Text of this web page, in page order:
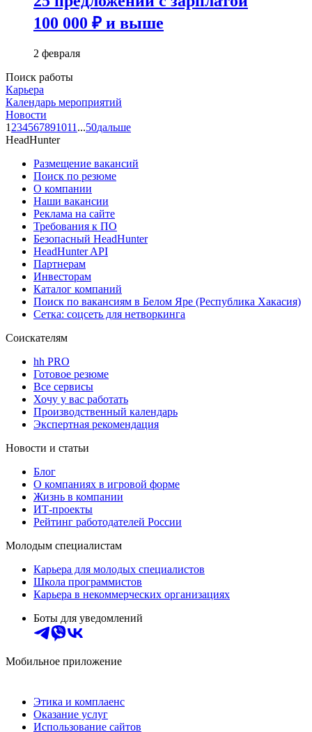
100 000 ₽ и выше
2 февраля
Поиск работы
Карьера
Календарь мероприятий
Новости
1 234567891011 ...50дальше
HeadHunter
Размещение вакансий
Поиск по резюме
О компании
Наши вакансии
Реклама на сайте
Требования к ПО
Безопасный HeadHunter
HeadHunter API
Партнерам
Инвесторам
Каталог компаний
Поиск по вакансиям в Белом Яре (Республика Хакасия)
Сетка: соцсеть для нетворкинга
Соискателям
hh PRO
Готовое резюме
Все сервисы
Хочу у вас работать
Производственный календарь
Экспертная рекомендация
Новости и статьи
Блог
О компаниях в игровой форме
Жизнь в компании
ИТ-проекты
Рейтинг работодателей России
Молодым специалистам
Карьера для молодых специалистов
Школа программистов
Карьера в некоммерческих организациях
Боты для уведомлений
Мобильное приложение
Этика и комплаенс
Оказание услуг
Использование сайтов